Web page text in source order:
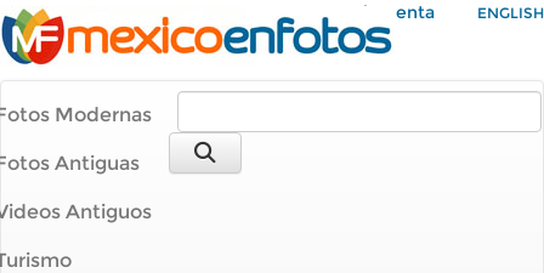
Mi Cuenta ENGLISH
Modernas
Antiguas
Antiguos